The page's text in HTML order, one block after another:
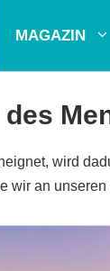
MAGAZIN
wird
wir an